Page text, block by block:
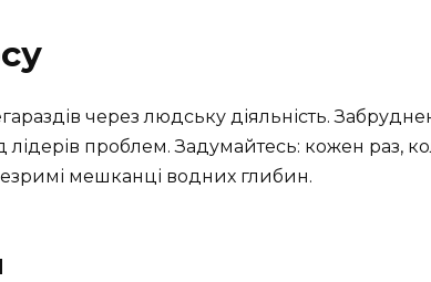
через людську діяльність.
лідерів проблем. Задумайтесь: кожен раз,
мешканці водних глибин.